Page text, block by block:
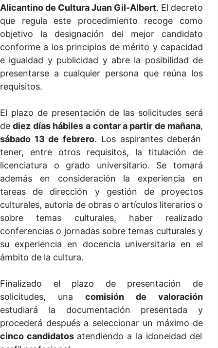
Alicantino de Cultura Juan Gil-Albert. El decreto
que regula este procedimiento recoge como
objetivo la designación del mejor candidato
conforme a los principios de mérito y capacidad
e igualdad y publicidad y abre la posibilidad de
presentarse a cualquier persona que reúna los
requisitos.
El plazo de presentación de las solicitudes será
dediez días hábiles a contar a partir de mañana,
sábado 13 de febrero. Los aspirantes deberán
tener, entre otros requisitos, la titulación de
licenciatura o grado universitario. Se tomará
además en consideración la experiencia en
tareas de dirección y gestión de proyectos
culturales, autoría de obras o artículos literarios o
sobre temas culturales, haber realizado
conferencias o jornadas sobre temas culturales y
su experiencia en docencia universitaria en el
ámbito de la cultura.
Finalizado el plazo de presentación de
solicitudes, una comisión de valoración
estudiará la documentación presentada y
procederá después a seleccionar un máximo de
cinco candidatos atendiendo a la idoneidad del